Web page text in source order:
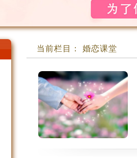
当前栏目： 婚恋课堂